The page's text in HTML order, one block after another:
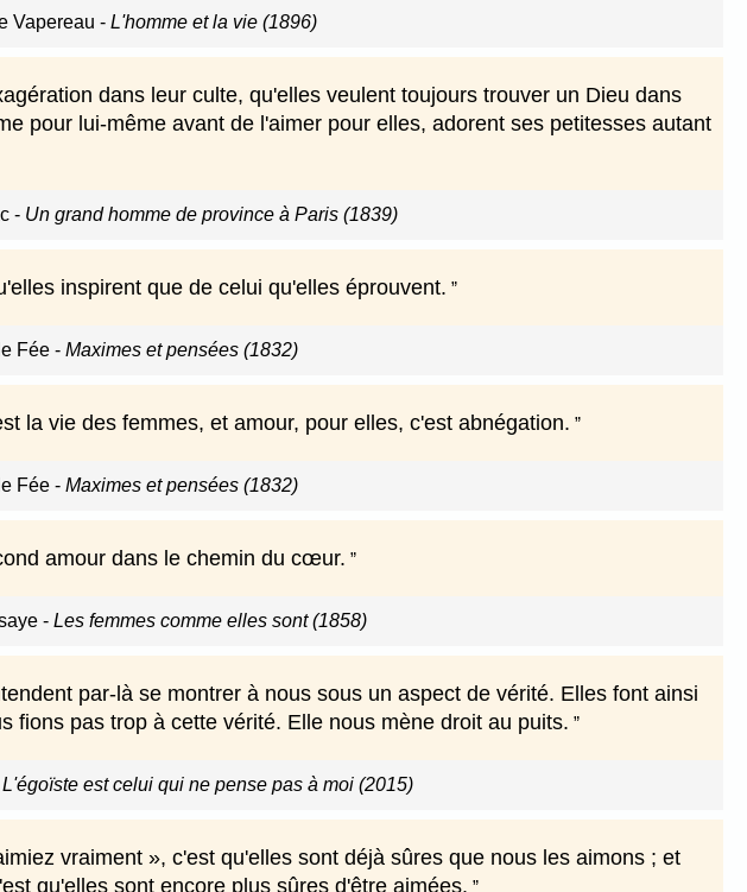
Vapereau - L'homme et la vie (1896)
dans leur culte, qu'elles veulent toujours trouver un Dieu dans
pour lui-même avant de l'aimer pour elles, adorent ses petitesses autant
- Un grand homme de province à Paris (1839)
inspirent que de celui qu'elles éprouvent.
Fée- Maximes et pensées (1832)
la vie des femmes, et amour, pour elles, c'est abnégation.
Fée- Maximes et pensées (1832)
amour dans le chemin du cœur.
- Les femmes comme elles sont (1858)
par-là se montrer à nous sous un aspect de vérité. Elles font ainsi
fions pas trop à cette vérité. Elle nous mène droit au puits.
L'égoïste est celui qui ne pense pas à moi (2015)
vraiment », c'est qu'elles sont déjà sûres que nous les aimons ; et
qu'elles sont encore plus sûres d'être aimées.